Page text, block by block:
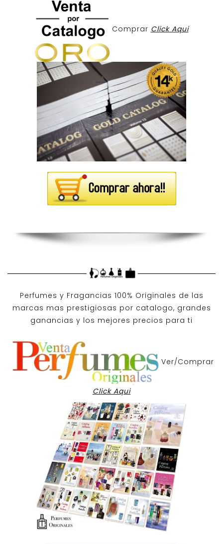
Comprar Click Aqui
Perfumes y Fragancias 100% Originales de las
marcas mas prestigiosas por catalogo, grandes
ganancias y los mejores precios para ti
Ver/Comprar
Click Aqui